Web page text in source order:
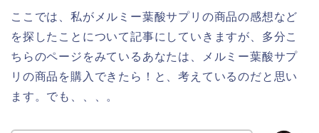
ここでは、私がメルミー葉酸サプリの商品の感想など
を探したことについて記事にしていきますが、多分こ
ちらのページをみているあなたは、メルミー葉酸サプ
リの商品を購入できたら！と、考えているのだと思い
ます。でも、、、。